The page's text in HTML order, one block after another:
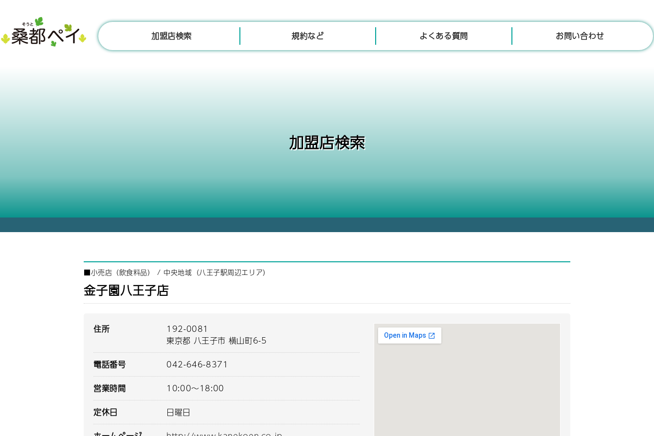
ン
加盟店検索 規約など よくある質問 お問い合わせ
加盟店検索
■小売店（飲食料品） / 中央地域（八王子駅周辺エリア）
金子園八王子店
住所
192-0081
東京都 八王子市 横山町6-5
電話番号
042-646-8371
営業時間
10:00～18:00
定休日
日曜日